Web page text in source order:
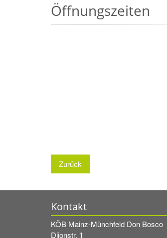
Öffnungszeiten
Zurück
Kontakt
KÖB Mainz-Münchfeld Don Bosco
Dijonstr. 1